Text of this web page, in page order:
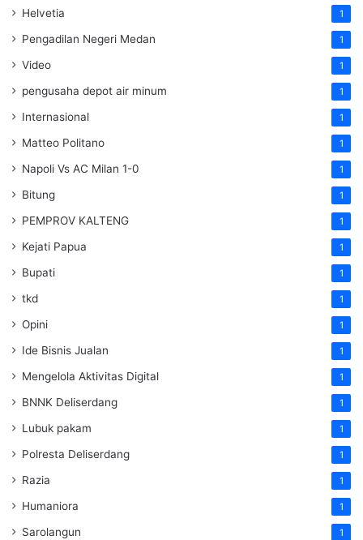
Helvetia 1
Pengadilan Negeri Medan 1
Video 1
pengusaha depot air minum 1
Internasional 1
Matteo Politano 1
Napoli Vs AC Milan 1-0 1
Bitung 1
PEMPROV KALTENG 1
Kejati Papua 1
Bupati 1
tkd 1
Opini 1
Ide Bisnis Jualan 1
Mengelola Aktivitas Digital 1
BNNK Deliserdang 1
Lubuk pakam 1
Polresta Deliserdang 1
Razia 1
Humaniora 1
Sarolangun 1